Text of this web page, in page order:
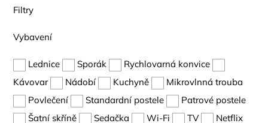
Filtry
Vybavení
Lednice Sporák
Rychlovarná konvice
Kávovar
Nádobí Kuchyně
Mikrovlnná trouba
Povlečení
Standardní postele
Patrové postele
Šatní skříně
Sedačka Wi-Fi TV
Netflix